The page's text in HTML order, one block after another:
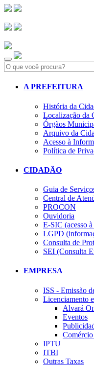
Search:
A PREFEITURA
História da
Localização da
Órgãos
Arquivo da
Acesso à
Política de
CIDADÃO
Guia de
Central de
PROCON
Ouvidoria
E-SIC (acesso
LGPD
Consulta de
SEI (Consulta
EMPRESA
ISS - Emissão
Licenciamento
Alvará
Eventos
IPTU
ITBI
Outras Taxas